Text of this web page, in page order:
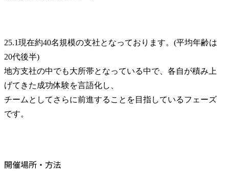
25.1現在約40名規模の支社となっております。(平均年齢は
20代後半)
地方支社の中でも大所帯となっている中で、各自が積み上
げてきた成功体験を言語化し、
チームとしてさらに前進することを目指しているフェーズ
です。
開催場所・方法